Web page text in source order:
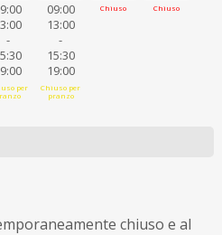
-
per
09:00
13:00
-
15:30
19:00
Chiuso per
pranzo
Chiuso Chiuso
chiuso e al